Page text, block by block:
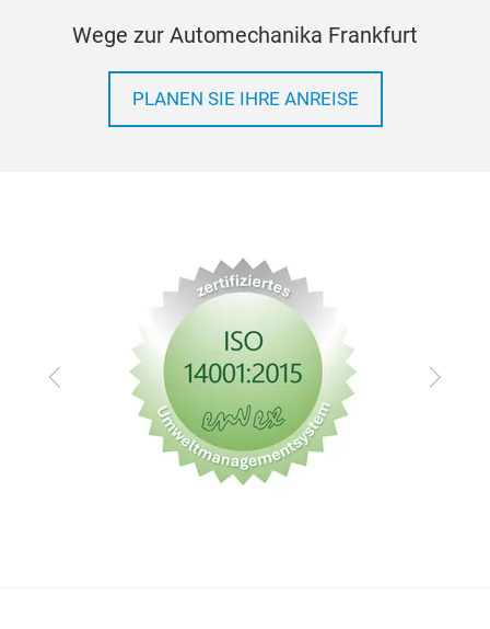
Wege zur Automechanika Frankfurt
PLANEN SIE IHRE ANREISE
Zurück Vor